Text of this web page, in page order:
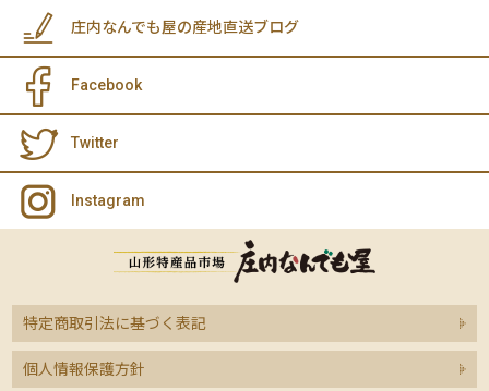
庄内なんでも屋の産地直送ブログ
Facebook
Twitter
Instagram
特定商取引法に基づく表記
個人情報保護方針